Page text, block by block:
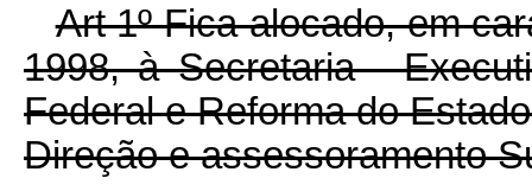
Art 1º Fica alocado, em
1998, à Secretaria -
Federal e Reforma do
Direção e assessoramento